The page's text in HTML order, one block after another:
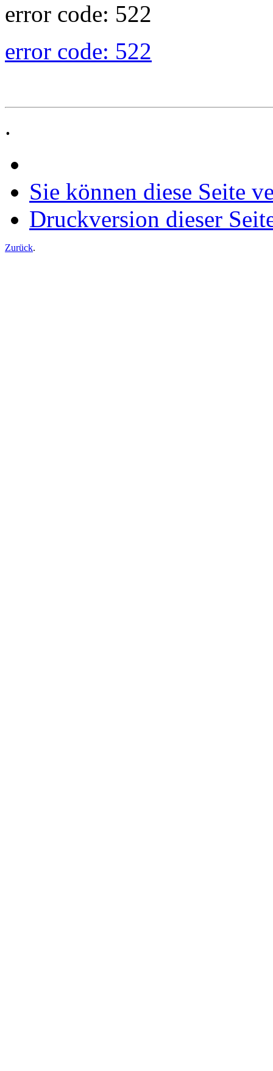
error code: 522
error code: 522
.
Sie können diese Seite
Druckversion dieser
Zurück.